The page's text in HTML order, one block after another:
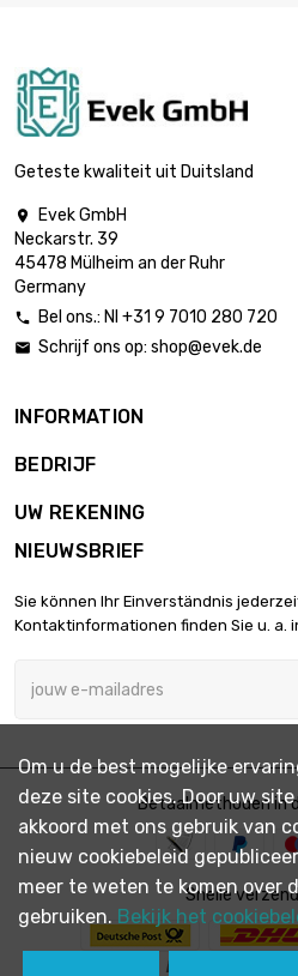
Geteste kwaliteit uit Duitsland

Evek GmbH
Neckarstr. 39
45478 Mülheim an der Ruhr
Germany
 Bel ons.: Nl +31 9 7010 280 720
 Schrijf ons op: shop@evek.de
INFORMATION
BEDRIJF
UW REKENING
NIEUWSBRIEF
Sie können Ihr Einverständnis
Kontaktinformationen finden Sie u. a.
Betaalmethoden in
Snelle
Om u de best mogelijke
deze site cookies. Door uw
akkoord met ons gebruik van
nieuw cookiebeleid
meer te weten te komen over
gebruiken. Bekijk het